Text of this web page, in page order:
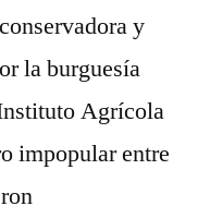
y
la burguesía
Agrícola
impopular entre